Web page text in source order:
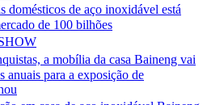
domésticos de aço inoxidável está
de 100 bilhões
a mobília da casa Baineng vai
anuais para a exposição de